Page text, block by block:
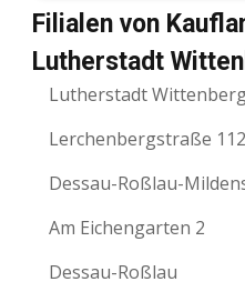
Filialen von
Lutherstadt
Lutherstadt
Lerchenbergstraße
Dessau-Roßlau-
Am Eichengarten 2
Dessau-Roßlau